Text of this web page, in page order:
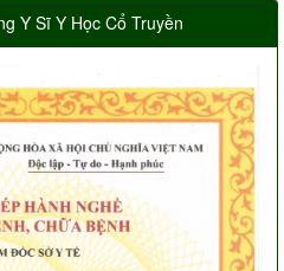
Y Sĩ Y Học Cổ Truyền